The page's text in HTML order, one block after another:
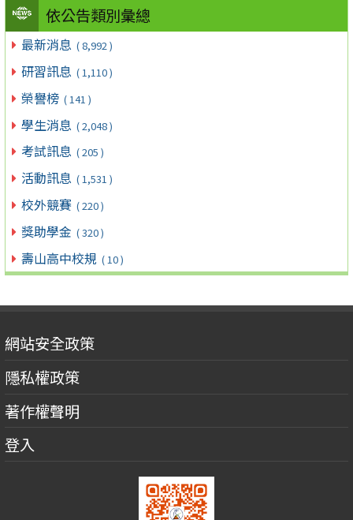
依公告類別彙總
最新消息 ( 8,992 )
研習訊息 ( 1,110 )
榮譽榜 ( 141 )
學生消息 ( 2,048 )
考試訊息 ( 205 )
活動訊息 ( 1,531 )
校外競賽 ( 220 )
獎助學金 ( 320 )
壽山高中校規 ( 10 )
網站安全政策
隱私權政策
著作權聲明
登入